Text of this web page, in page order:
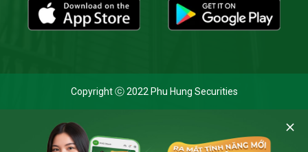
Copyright ⓒ 2022 Phu Hung Securities